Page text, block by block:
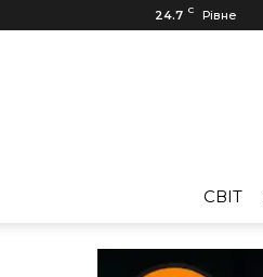
24.7 C Рівне
CВІТ